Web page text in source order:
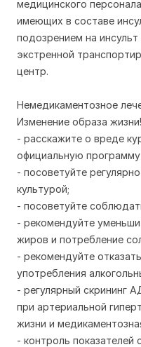
медицинского
имеющих в составе
подозрением на
экстренной
центр.
Немедикаментозное
Изменение образа жизни!
- расскажите о вреде
официальную программу
- посоветуйте
культурой;
- посоветуйте
- рекомендуйте
жиров и потребление
- рекомендуйте
употребления
- регулярный скрининг
при артериальной
жизни и
- контроль